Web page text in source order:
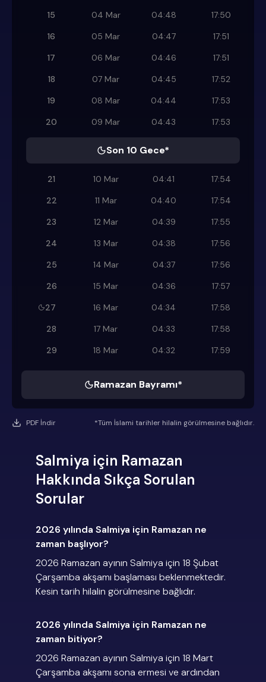
15
04 Mar 04:48
17:50
16
05 Mar 04:47
17:51
17
06 Mar 04:46
17:51
18
07 Mar 04:45
17:52
19
08 Mar 04:44
17:53
20
09 Mar 04:43 17:53
Son 10 Gece*
21 10 Mar 04:41
17:54
22
11 Mar 04:40
17:54
23
12 Mar 04:39
17:55
24
13 Mar 04:38
17:56
25
14 Mar 04:37
17:56
26
15 Mar 04:36
17:57
27
16 Mar 04:34
17:58
28
17 Mar 04:33
17:58
29
18 Mar 04:32 17:59
Ramazan Bayramı*
PDF İndir *Tüm İslami tarihler hilalin görülmesine bağlıdır.
Salmiya için Ramazan
Hakkında Sıkça Sorulan
Sorular
2026 yılında Salmiya için Ramazan ne
zaman başlıyor?
2026 Ramazan ayının Salmiya için 18 Şubat
Çarşamba akşamı başlaması beklenmektedir.
Kesin tarih hilalin görülmesine bağlıdır.
2026 yılında Salmiya için Ramazan ne
zaman bitiyor?
2026 Ramazan ayının Salmiya için 18 Mart
Çarşamba akşamı sona ermesi ve ardından